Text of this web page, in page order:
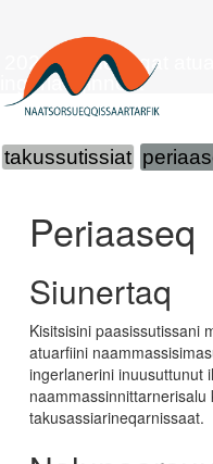
2021-mi meeqqat
ingerlaqqinnerit
takussutissiat